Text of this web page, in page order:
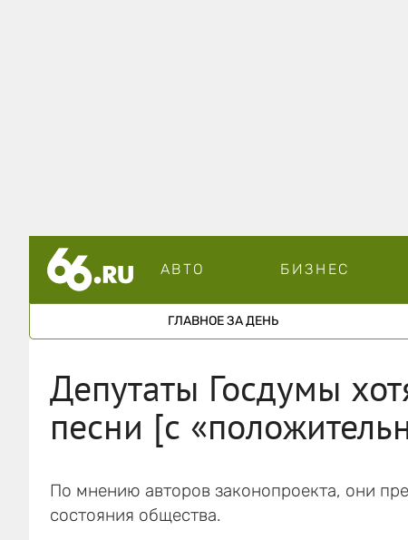
АВТО БИЗНЕС
ГЛАВНОЕ ЗА ДЕНЬ
Депутаты Госдумы
песни [с
По мнению авторов законопроекта, они
состояния общества.